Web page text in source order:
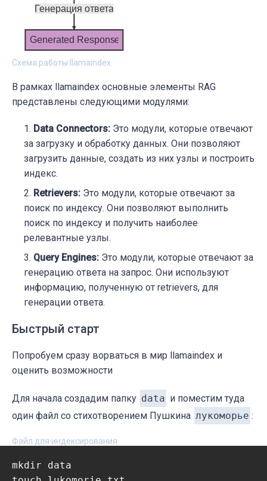
Схема работы llamaindex
В рамках llamaindex основные элементы RAG
представлены следующими модулями:
Data Connectors: Это модули, которые отвечают
за загрузку и обработку данных. Они позволяют
загрузить данные, создать из них узлы и построить
индекс.
Retrievers: Это модули, которые отвечают за
поиск по индексу. Они позволяют выполнить
поиск по индексу и получить наиболее
релевантные узлы.
Query Engines: Это модули, которые отвечают за
генерацию ответа на запрос. Они используют
информацию, полученную от retrievers, для
генерации ответа.
Быстрый старт
Попробуем сразу ворваться в мир llamaindex и
оценить возможности
Для начала создадим папку data и поместим туда
один файл со стихотворением Пушкина лукоморье :
Файл для индексирования
mkdir data